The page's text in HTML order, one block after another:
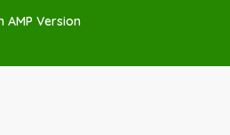
AMP Version